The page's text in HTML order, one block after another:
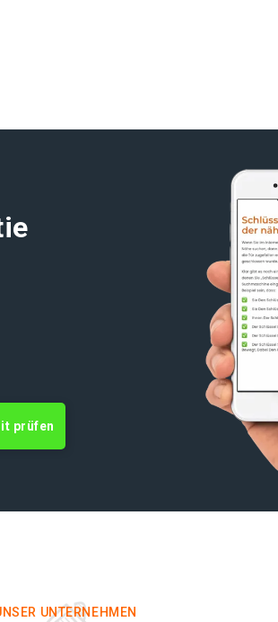
prüfen
UNTERNEHMEN